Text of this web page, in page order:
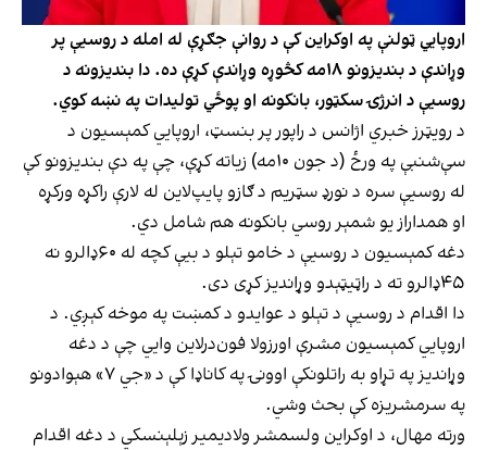
اروپايي ټولنې په اوکراین کې د روانې جګړې له امله د روسیې پر
وړاندې د بندیزونو ۱۸مه کڅوړه وړاندې کړې ده. دا بندیزونه د
روسیې د انرژۍ سکټور، بانکونه او پوځي تولیدات په نښه کوي.
د رویټرز خبري اژانس د راپور پر بنسټ، اروپايي کمېسیون د
سې‌شنبې په ورځ (د جون ۱۰مه) زیاته کړې، چې په دې بندیزونو کې
له روسیې سره د نورډ سټریم د ګازو پایپ‌لاین له لارې راکړه ورکړه
او همداراز یو شمېر روسي بانکونه هم شامل دي.
دغه کمېسیون د روسیې د خامو تېلو د بیې کچه له ۶۰ډالرو نه
۴۵ډالرو ته د راټیټېدو وړاندیز کړی دی.
دا اقدام د روسیې د تېلو د عوایدو د کمښت په موخه کېږي. د
اروپايي کمېسیون مشرې اورزولا فون‌درلاین وايي چې د دغه
وړاندیز په تړاو به راتلونکې اوونۍ په کاناډا کې د «جي ۷» هېوادونو
په سرمشریزه کې بحث وشي.
ورته مهال، د اوکراین ولسمشر ولادیمیر زېلېنسکي د دغه اقدام